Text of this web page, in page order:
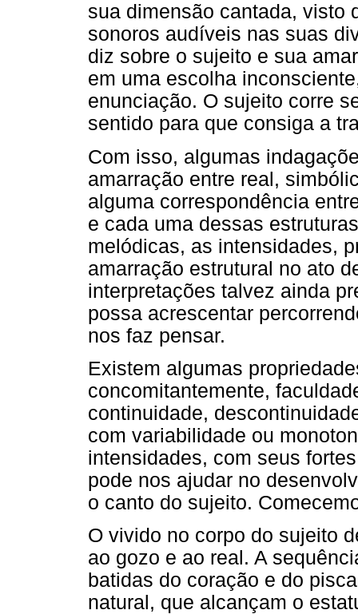
sua dimensão cantada, visto
sonoros audíveis nas suas
diz sobre o sujeito e sua
em uma escolha
enunciação. O sujeito corre
sentido para que consiga a
Com isso, algumas
amarração entre real,
alguma correspondência
e cada uma dessas
melódicas, as intensidades,
amarração estrutural no ato
interpretações talvez ainda
possa acrescentar
nos faz pensar.
Existem algumas
concomitantemente,
continuidade,
com variabilidade ou
intensidades, com seus
pode nos ajudar no
o canto do sujeito.
O vivido no corpo do sujeito
ao gozo e ao real. A
batidas do coração e do
natural, que alcançam o